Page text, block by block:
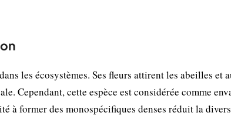
les écosystèmes. Ses fleurs attirent les abeilles et
Cependant, cette espèce est considérée comme
à former des monospécifiques denses réduit la